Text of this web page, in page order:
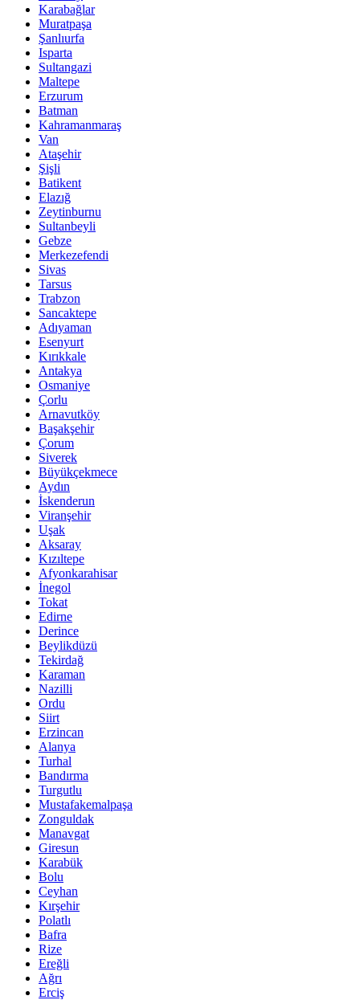
Karabağlar
Muratpaşa
Şanlıurfa
Isparta
Sultangazi
Maltepe
Erzurum
Batman
Kahramanmaraş
Van
Ataşehir
Şişli
Batikent
Elazığ
Zeytinburnu
Sultanbeyli
Gebze
Merkezefendi
Sivas
Tarsus
Trabzon
Sancaktepe
Adıyaman
Esenyurt
Kırıkkale
Antakya
Osmaniye
Çorlu
Arnavutköy
Başakşehir
Çorum
Siverek
Büyükçekmece
Aydın
İskenderun
Viranşehir
Uşak
Aksaray
Kızıltepe
Afyonkarahisar
İnegol
Tokat
Edirne
Derince
Beylikdüzü
Tekirdağ
Karaman
Nazilli
Ordu
Siirt
Erzincan
Alanya
Turhal
Bandırma
Turgutlu
Mustafakemalpaşa
Zonguldak
Manavgat
Giresun
Karabük
Bolu
Ceyhan
Kırşehir
Polatlı
Bafra
Rize
Ereğli
Ağrı
Erciş